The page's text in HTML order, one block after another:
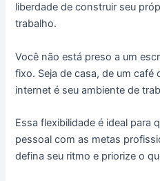
liberdade de construir seu
trabalho.
Você não está preso a um
fixo. Seja de casa, de um café
internet é seu ambiente de
Essa flexibilidade é ideal para
pessoal com as metas
defina seu ritmo e priorize o